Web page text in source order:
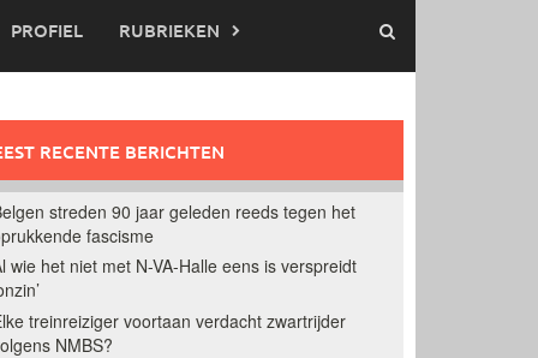
PROFIEL RUBRIEKEN
RECENTE BERICHTEN
streden 90 jaar geleden reeds tegen het
fascisme
wie het niet met N-VA-Halle eens is verspreidt
treinreiziger voortaan verdacht zwartrijder
NMBS?